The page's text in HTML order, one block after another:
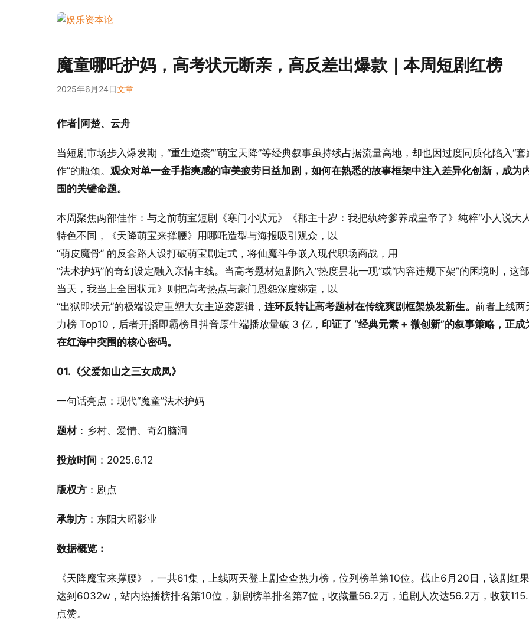
魔童哪吒护妈，高考状元断亲，高反差出爆款｜本周短剧红榜
2025年6月24日文章
作者|阿楚、云舟
当短剧市场步入爆发期，“重生逆袭”“萌宝天降”等经典叙事虽持续占据流量高地，却也因过度同质化陷入“
作”的瓶颈。 观众对单一金手指爽感的审美疲劳日益加剧，如何在熟悉的故事框架中注入差异化创新，成为
围的关键命题。
本周聚焦两部佳作：与之前萌宝短剧《寒门小状元》《郡主十岁：我把纨绔爹养成皇帝了》纯粹“小人说大
特色不同，《天降萌宝来撑腰》用哪吒造型与海报吸引观众，以
“萌皮魔骨” 的反套路人设打破萌宝剧定式，将仙魔斗争嵌入现代职场商战，用
“法术护妈”的奇幻设定融入亲情主线。当高考题材短剧陷入“热度昙花一现”或“内容违规下架”的困境时，这
当天，我当上全国状元》则把高考热点与豪门恩怨深度绑定，以
“出狱即状元”的极端设定重塑大女主逆袭逻辑， 连环反转让高考题材在传统爽剧框架焕发新生。 前者上线两
力榜 Top10，后者开播即霸榜且抖音原生端播放量破 3 亿， 印证了 “经典元素 + 微创新”的叙事策略，正成
在红海中突围的核心密码。
01.《父爱如山之三女成凤》
一句话亮点：现代“魔童”法术护妈
题材：乡村、爱情、奇幻脑洞
投放时间 ：2025.6.12
版权方 ：剧点
承制方 ：东阳大昭影业
数据概览：
《天降魔宝来撑腰》，一共61集，上线两天登上剧查查热力榜，位列榜单第10位。截止6月20日，该剧红
达到6032w，站内热播榜排名第10位，新剧榜单排名第7位，收藏量56.2万，追剧人次达56.2万，收获
点赞。